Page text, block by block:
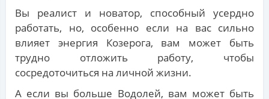
Вы реалист и новатор, способный усердно
работать, но, особенно если на вас сильно
влияет энергия Козерога, вам может быть
трудно отложить работу, чтобы
сосредоточиться на личной жизни.
А если вы больше Водолей, вам может быть